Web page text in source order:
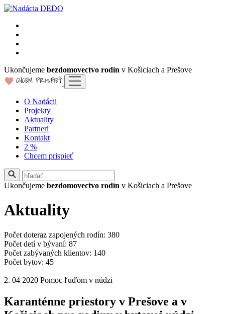
Ukončujeme bezdomovectvo rodín v Košiciach a Prešove
O Nadácii
Projekty
Aktuality
Partneri
Kontakt
2 %
Chcem prispieť
Ukončujeme bezdomovectvo rodín v Košiciach a Prešove
Aktuality
Počet doteraz zapojených rodín: 380
Počet detí v bývaní: 87
Počet zabývaných klientov: 140
Počet bytov: 45
2. 04 2020 Pomoc ľuďom v núdzi
Karanténne priestory v Prešove a v